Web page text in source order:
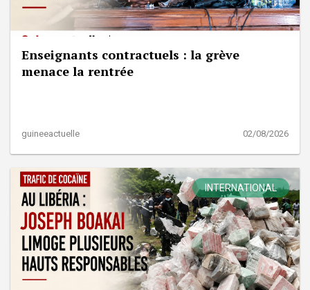
Enseignants contractuels : la grève
menace la rentrée
guineeactuelle 02/08/2026
INTERNATIONAL